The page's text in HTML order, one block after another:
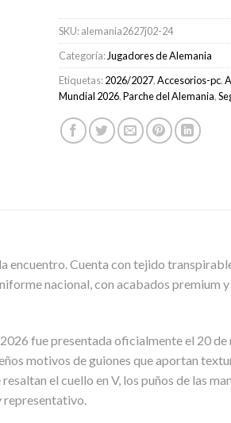
SKU:alemania2627j02-24
Categoría: Jugadores de Alemania
Etiquetas:2026/2027,Accesorios-pc,
Mundial 2026,Parche del Alemania,
encuentro. Cuenta con tejido
nacional, con acabados premium
fue presentada oficialmente el 20
motivos de guiones que aportan
el cuello en V, los puños de las
representativo.